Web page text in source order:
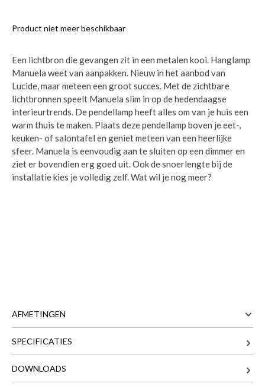
Product niet meer beschikbaar
Een lichtbron die gevangen zit in een metalen kooi. Hanglamp
Manuela weet van aanpakken. Nieuw in het aanbod van
Lucide, maar meteen een groot succes. Met de zichtbare
lichtbronnen speelt Manuela slim in op de hedendaagse
interieurtrends. De pendellamp heeft alles om van je huis een
warm thuis te maken. Plaats deze pendellamp boven je eet-,
keuken- of salontafel en geniet meteen van een heerlijke
sfeer. Manuela is eenvoudig aan te sluiten op een dimmer en
ziet er bovendien erg goed uit. Ook de snoerlengte bij de
installatie kies je volledig zelf. Wat wil je nog meer?
AFMETINGEN
DIEPTE
HOOGTE 172 cm
SPECIFICATIES
DOWNLOADS
Hanglamp MANUELA Ø50cm Zwartis
HANGLAMP MANUELA Ø50CM
ZWART